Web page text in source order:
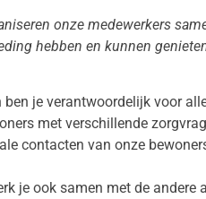
onze medewerkers
hebben en kunnen
je verantwoordelijk voor
met verschillende
contacten van onze
je ook samen met de andere